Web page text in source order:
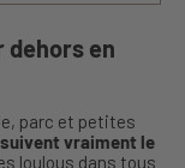
dehors en
parc et petites
vraiment le
loulous dans tous